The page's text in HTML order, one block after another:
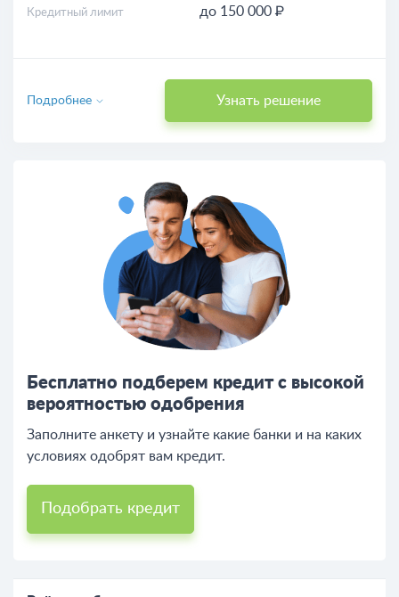
Кредитный лимит до 150 000 ₽
Узнать решение
Подробнее
Бесплатно подберем кредит с высокой
вероятностью одобрения
Заполните анкету и узнайте какие банки и на каких
условиях одобрят вам кредит.
Подобрать кредит